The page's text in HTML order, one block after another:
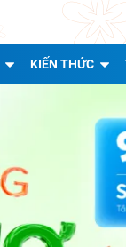
KIẾN THỨC